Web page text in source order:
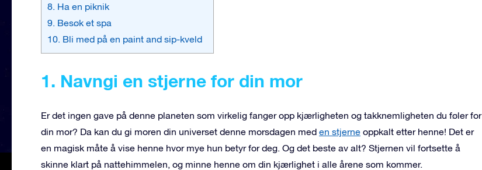
8. Ha en piknik
9. Besøk et spa
10. Bli med på en paint and sip-kveld
1. Navngi en stjerne for din mor
Er det ingen gave på denne planeten som virkelig fanger opp kjærligheten og takknemligheten du føler for
din mor? Da kan du gi moren din universet denne morsdagen med en stjerne oppkalt etter henne! Det er
en magisk måte å vise henne hvor mye hun betyr for deg. Og det beste av alt? Stjernen vil fortsette å
skinne klart på nattehimmelen, og minne henne om din kjærlighet i alle årene som kommer.